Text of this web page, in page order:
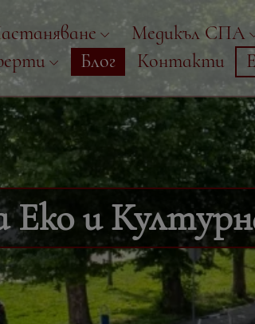
Медикъл СПА
Блог Контакти
Еко и